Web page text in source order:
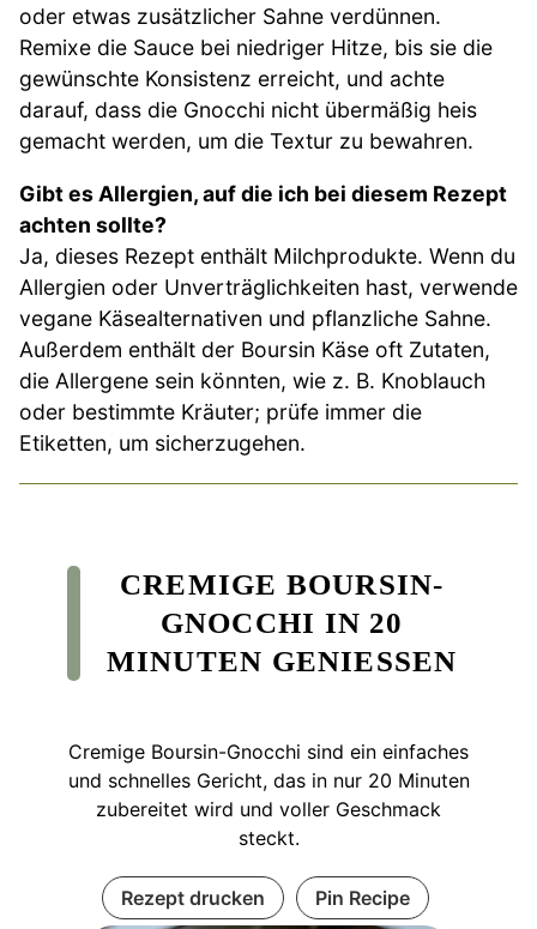
oder etwas zusätzlicher Sahne verdünnen.
Remixe die Sauce bei niedriger Hitze, bis sie die
gewünschte Konsistenz erreicht, und achte
darauf, dass die Gnocchi nicht übermäßig heis
gemacht werden, um die Textur zu bewahren.
Gibt es Allergien, auf die ich bei diesem Rezept
achten sollte?
Ja, dieses Rezept enthält Milchprodukte. Wenn du
Allergien oder Unverträglichkeiten hast, verwende
vegane Käsealternativen und pflanzliche Sahne.
Außerdem enthält der Boursin Käse oft Zutaten,
die Allergene sein könnten, wie z. B. Knoblauch
oder bestimmte Kräuter; prüfe immer die
Etiketten, um sicherzugehen.
CREMIGE BOURSIN-
GNOCCHI IN 20
MINUTEN GENIESSEN
Cremige Boursin-Gnocchi sind ein einfaches
und schnelles Gericht, das in nur 20 Minuten
zubereitet wird und voller Geschmack
steckt.
Rezept drucken Pin Recipe